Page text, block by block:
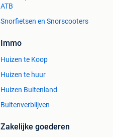
ATB
Snorfietsen en Snorscooters
Immo
Huizen te Koop
Huizen te huur
Huizen Buitenland
Buitenverblijven
Zakelijke goederen